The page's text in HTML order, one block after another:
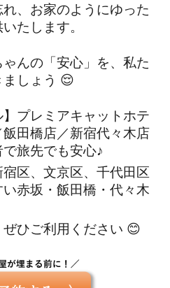
、お家のようにゆった
たします。
んの「安心」を、私た
しょう 😌
】プレミアキャットホテ
田橋店／新宿代々木店
旅先でも安心♪
区、文京区、千代田区
赤坂・飯田橋・代々木
ひご利用ください 😊